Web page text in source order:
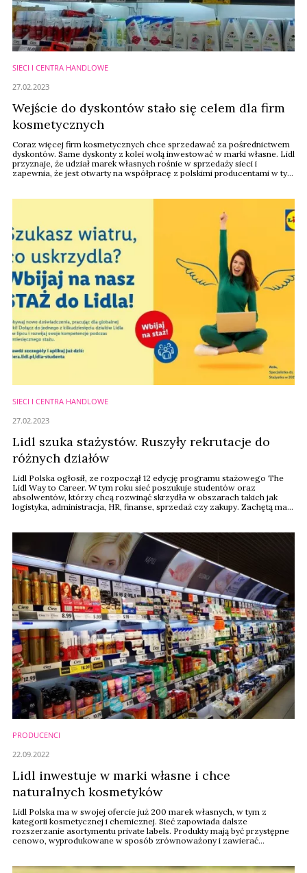
SIECI I CENTRA HANDLOWE
Wejście do dyskontów stało się celem dla firm
kosmetycznych
Coraz więcej firm kosmetycznych chce sprzedawać za pośrednictwem
dyskontów. Same dyskonty z kolei wolą inwestować w marki własne. Lidl
przyznaje, że udział marek własnych rośnie w sprzedaży sieci i
zapewnia, że jest otwarty na współpracę z polskimi producentami w tym
27.02.2023
SIECI I CENTRA HANDLOWE
Lidl szuka stażystów. Ruszyły rekrutacje do
różnych działów
Lidl Polska ogłosił, ze rozpoczął 12 edycję programu stażowego The
Lidl Way to Career. W tym roku sieć poszukuje studentów oraz
absolwentów, którzy chcą rozwinąć skrzydła w obszarach takich jak
logistyka, administracja, HR, finanse, sprzedaż czy zakupy. Zachętą ma
27.02.2023
PRODUCENCI
Lidl inwestuje w marki własne i chce
naturalnych kosmetyków
Lidl Polska ma w swojej ofercie już 200 marek własnych, w tym z
kategorii kosmetycznej i chemicznej. Sieć zapowiada dalsze
rozszerzanie asortymentu private labels. Produkty mają być przystępne
cenowo, wyprodukowane w sposób zrównoważony i zawierać
22.09.2022